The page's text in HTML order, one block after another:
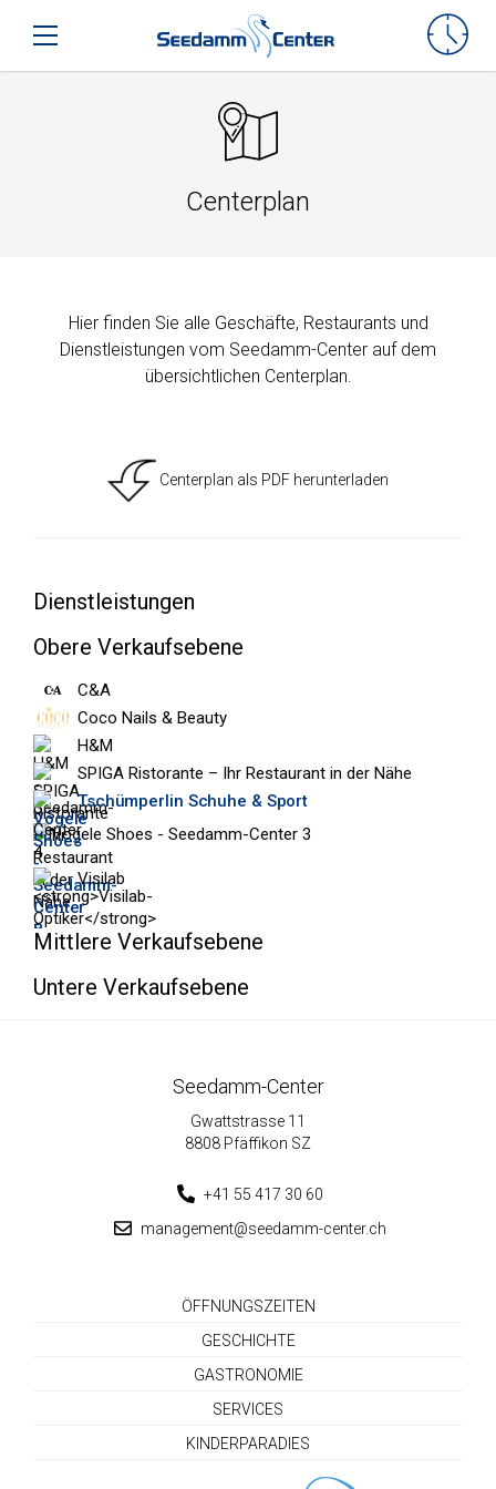
Seedamm-Center
Toggle mobile navigation
Centerplan
Hier finden Sie alle Geschäfte, Restaurants und
Dienstleistungen vom Seedamm-Center auf dem
übersichtlichen Centerplan.
Centerplan als PDF herunterladen
Dienstleistungen
Obere Verkaufsebene
C&A
Coco Nails & Beauty
H&M
SPIGA Ristorante – Ihr Restaurant in der Nähe
Tschümperlin Schuhe & Sport
Visilab
Mittlere Verkaufsebene
Untere Verkaufsebene
Seedamm-Center
Gwattstrasse 11
8808 Pfäffikon SZ
+41 55 417 30 60
management@seedamm-center.ch
ÖFFNUNGSZEITEN
GESCHICHTE
GASTRONOMIE
SERVICES
KINDERPARADIES